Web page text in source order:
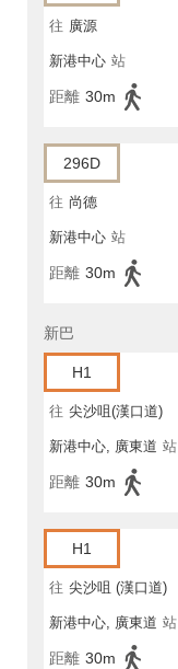
往 廣源
新港中心 站
距離 30m
296D
往 尚德
新港中心 站
距離 30m
新巴
H1
往 尖沙咀(漢口道)
新港中心, 廣東道 站
距離 30m
H1
往 尖沙咀 (漢口道)
新港中心, 廣東道 站
距離 30m